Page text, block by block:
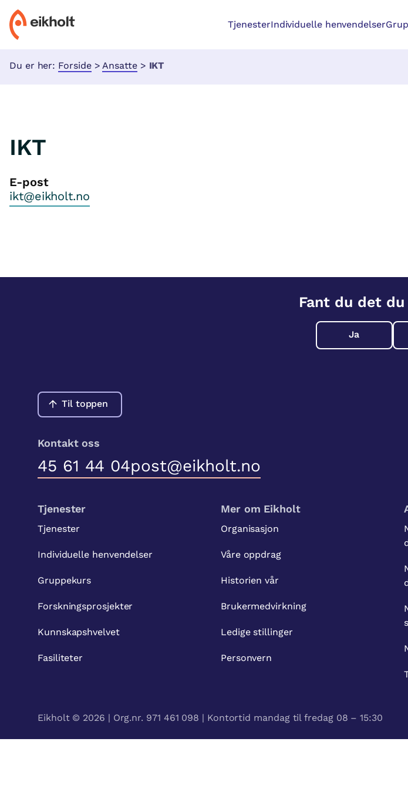
TjenesterIndividuelle henvendelser
Du er her: Forside > Ansatte > IKT
IKT
E-post
ikt@eikholt.no
Fant du det
Ja
Til toppen
Kontakt oss
45 61 44 04post@eikholt.no
Tjenester
Tjenester
Individuelle henvendelser
Gruppekurs
Forskningsprosjekter
Kunnskapshvelvet
Fasiliteter
Mer om Eikholt
Organisasjon
Våre oppdrag
Historien vår
Brukermedvirkning
Ledige stillinger
Personvern
Eikholt © 2026 | Org.nr. 971 461 098 | Kontortid mandag til fredag 08 – 15:30